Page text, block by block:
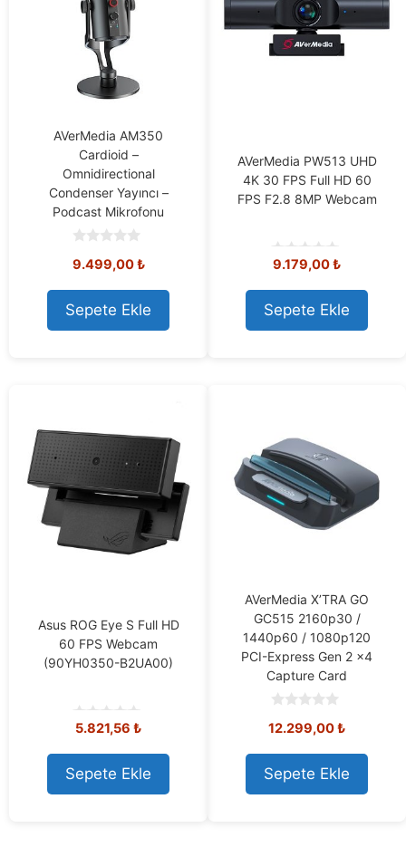
AVerMedia AM350
Cardioid –
Omnidirectional
Condenser Yayıncı –
Podcast Mikrofonu
o
t
o
f
5
9.499,00₺
Sepete Ekle
AVerMedia PW513 UHD
4K 30 FPS Full HD 60
FPS F2.8 8MP Webcam
0
u
t
o
f
9.179,00₺
Sepete Ekle
Asus ROG Eye S Full HD
60 FPS Webcam
(90YH0350-B2UA00)
0
u
t
o
f
5.821,56 ₺
Sepete Ekle
AVerMedia X’TRA GO
GC515 2160p30 /
1440p60 / 1080p120
PCI-Express Gen 2 x4
Capture Card
o
t
o
f
5
12.299,00₺
Sepete Ekle